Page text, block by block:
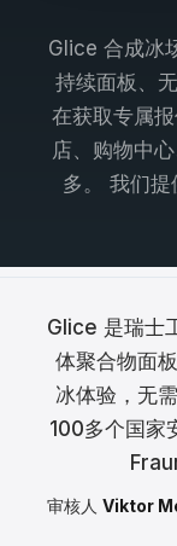
Nederlands
Italiano
Español
Português
Norsk
Suomi
Čeština
Glice 合成冰
持续面板、
在获取专属
店、购物中
多。 我们
Glice 是瑞士
体聚合物面
冰体验，无
100多个国家
审核人 Viktor